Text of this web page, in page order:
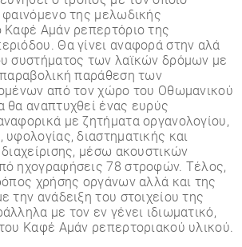
φαινόµενο της µελωδικής
Καφέ Αµάν ρεπερτόριο της
Θα γίνει αναφορά στην αλά
συστήµατος των λαϊκών δρόµων µε
παράθεση των
από τον χώρο του Οθωµανικού
θα αναπτυχθεί ένας ευρύς
µε ζητήµατα οργανολογίου,
διαστηµατικής και
διαχείρισης, µέσω ακουστικών
ηχογραφήσεις 78 στροφών. Τέλος,
χρήσης οργάνων αλλά και της
την ανάδειξη του στοιχείου της
µε τον εν γένει ιδιωµατικό,
Καφέ Αµάν ρεπερτοριακού υλικού.